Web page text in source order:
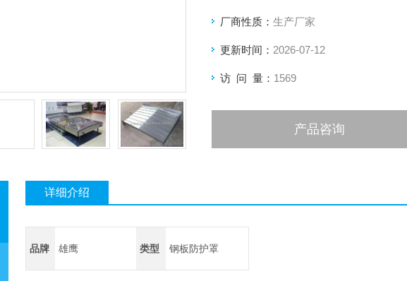
厂商性质： 生产厂家
更新时间： 2026-07-12
访 问 量： 1569
产品咨询
详细介绍
品牌 雄鹰 类型 钢板防护罩